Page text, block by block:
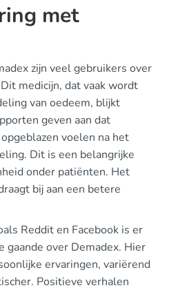
met
zijn veel gebruikers over
medicijn, dat vaak wordt
van oedeem, blijkt
geven aan dat
voelen na het
Dit is een belangrijke
onder patiënten. Het
bij aan een betere
Reddit en Facebook is er
gaande over Demadex. Hier
ervaringen, variërend
Positieve verhalen